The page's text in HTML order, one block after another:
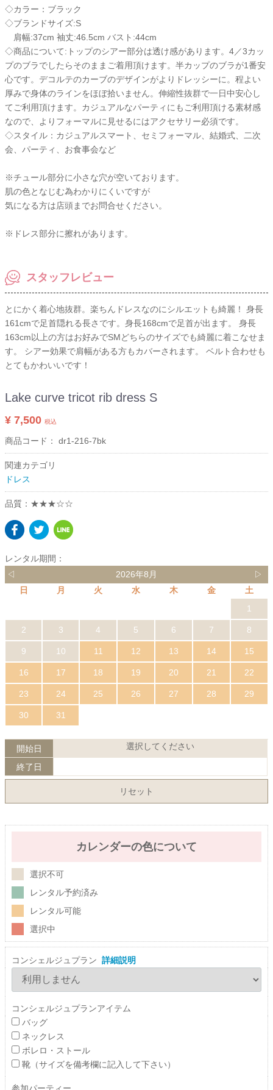
◇カラー：ブラック
◇ブランドサイズ:S
肩幅:37cm 袖丈:46.5cm バスト:44cm
◇商品について:トップのシアー部分は透け感があります。4／3カッ
プのブラでしたらそのままご着用頂けます。半カップのブラが1番安
心です。デコルテのカーブのデザインがよりドレッシーに。程よい
厚みで身体のラインをほぼ拾いません。伸縮性抜群で一日中安心し
てご利用頂けます。カジュアルなパーティにもご利用頂ける素材感
なので、よりフォーマルに見せるにはアクセサリー必須です。
◇スタイル：カジュアルスマート、セミフォーマル、結婚式、二次
会、パーティ、お食事会など
※チュール部分に小さな穴が空いております。
肌の色となじむ為わかりにくいですが
気になる方は店頭までお問合せください。
※ドレス部分に擦れがあります。
スタッフレビュー
とにかく着心地抜群。楽ちんドレスなのにシルエットも綺麗！ 身長
161cmで足首隠れる長さです。身長168cmで足首が出ます。 身長
163cm以上の方はお好みでSMどちらのサイズでも綺麗に着こなせま
す。 シアー効果で肩幅がある方もカバーされます。 ベルト合わせも
とてもかわいいです！
Lake curve tricot rib dress S
¥ 7,500 税込
商品コード： dr1-216-7bk
関連カテゴリ
ドレス
品質：★★★☆☆
レンタル期間：
◁
2026年8月
▷
日
月 火 水 木 金
土
1
2 3 4 5 6 7 8
9 10 11 12 13 14 15
16 17 18 19 20 21 22
23 24 25 26 27 28 29
30 31
開始日 選択してください
終了日
リセット
カレンダーの色について
選択不可
レンタル予約済み
レンタル可能
選択中
コンシェルジュプラン 詳細説明
コンシェルジュプランアイテム
バッグ
ネックレス
ボレロ・ストール
靴（サイズを備考欄に記入して下さい）